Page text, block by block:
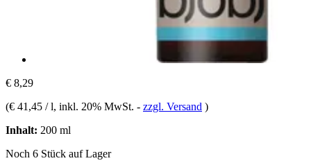
€ 8,29
(€ 41,45 / l, inkl. 20% MwSt. - zzgl. Versand )
Inhalt: 200 ml
Noch 6 Stück auf Lager